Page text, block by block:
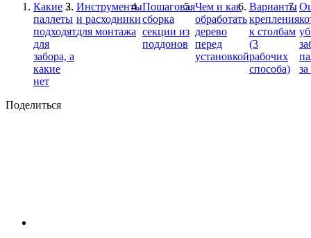
Какие
паллеты
подходят
для
забора, а
какие
нет
Инструменты
и расходники
для монтажа
Пошаговая
сборка
секции из
поддонов
Чем и как
обработать
дерево
перед
установкой
Варианты
крепления
к столбам
(3
рабочих
способа)
Поделиться